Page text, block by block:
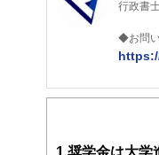
行政書
◆お問
２級フ
現在で
1 奨学金は大学